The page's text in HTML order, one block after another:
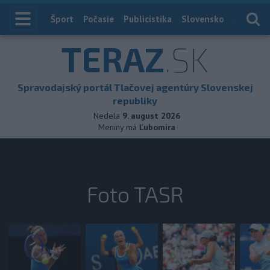
Index
Šport Počasie Publicistika Slovensko
TERAZ.SK
Spravodajský portál Tlačovej agentúry Slovenskej
republiky
Nedela 9. august 2026
Meniny má Ľubomíra
Foto TASR